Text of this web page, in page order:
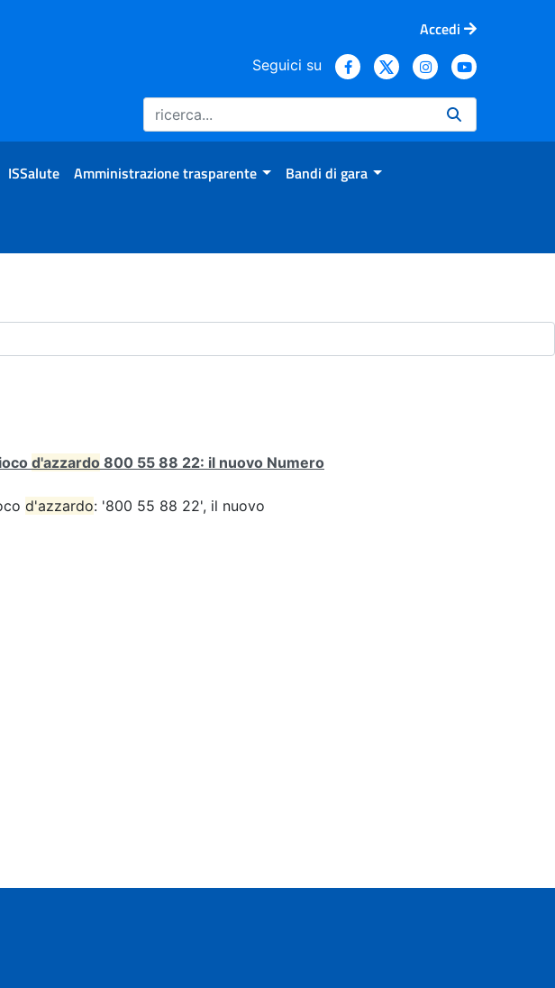
Accedi
Seguici su
ISSalute Amministrazione trasparente Bandi di gara
d'azzardo 800 55 88 22: il nuovo Numero
d'azzardo: '800 55 88 22', il nuovo